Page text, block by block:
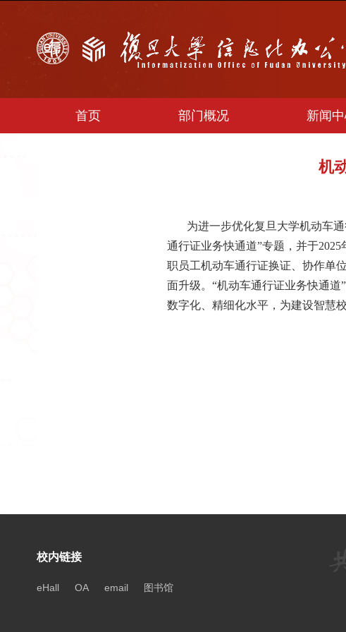
首页 部门概况 新闻
机
为进一步优化复旦大学机动车通
通行证业务快通道”专题，并于
职员工机动车通行证换证、协作单
面升级。“机动车通行证业务快通
数字化、精细化水平，为建设智慧
校内链接
eHall OA email 图书馆